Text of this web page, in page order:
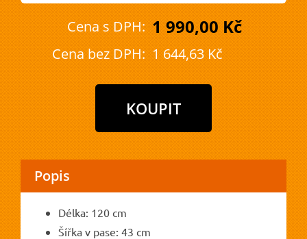
Cena s DPH: 1 990,00 Kč
Cena bez DPH: 1 644,63 Kč
Popis
Délka: 120 cm
Šířka v pase: 43 cm